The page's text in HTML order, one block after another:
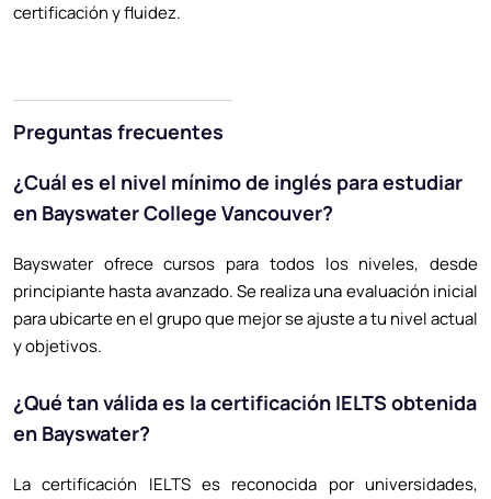
certificación y fluidez.
Preguntas frecuentes
¿Cuál es el nivel mínimo de inglés para estudiar
en Bayswater College Vancouver?
Bayswater ofrece cursos para todos los niveles, desde
principiante hasta avanzado. Se realiza una evaluación inicial
para ubicarte en el grupo que mejor se ajuste a tu nivel actual
y objetivos.
¿Qué tan válida es la certificación IELTS obtenida
en Bayswater?
La certificación IELTS es reconocida por universidades,